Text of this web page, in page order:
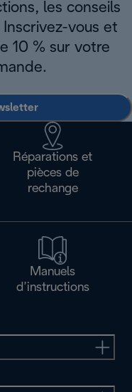
les conseils
vous et
10 % sur votre
Réparations et
pièces de
rechange
Manuels
d’instructions